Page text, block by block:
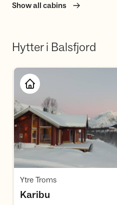
Show all cabins
Hytter i Balsfjord
Open cabin
Ytre Troms,
Karibu